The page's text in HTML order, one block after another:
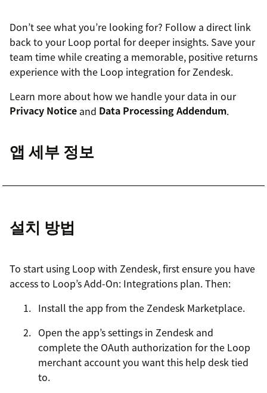
Don’t see what you’re looking for? Follow a direct link
back to your Loop portal for deeper insights. Save your
team time while creating a memorable, positive returns
experience with the Loop integration for Zendesk.
Learn more about how we handle your data in our
Privacy Notice and Data Processing Addendum.
앱 세부 정보
설치 방법
To start using Loop with Zendesk, first ensure you have
access to Loop’s Add-On: Integrations plan. Then:
Install the app from the Zendesk Marketplace.
Open the app’s settings in Zendesk and
complete the OAuth authorization for the Loop
merchant account you want this help desk tied
to.